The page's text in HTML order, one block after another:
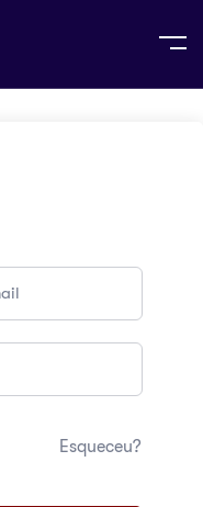
Esqueceu?